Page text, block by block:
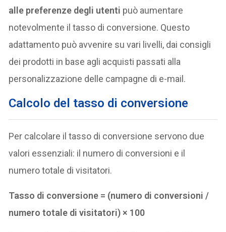
alle preferenze degli utenti può aumentare
notevolmente il tasso di conversione. Questo
adattamento può avvenire su vari livelli, dai consigli
dei prodotti in base agli acquisti passati alla
personalizzazione delle campagne di e-mail.
Calcolo del tasso di conversione
Per calcolare il tasso di conversione servono due
valori essenziali: il numero di conversioni e il
numero totale di visitatori.
Tasso di conversione = (numero di conversioni /
numero totale di visitatori) × 100